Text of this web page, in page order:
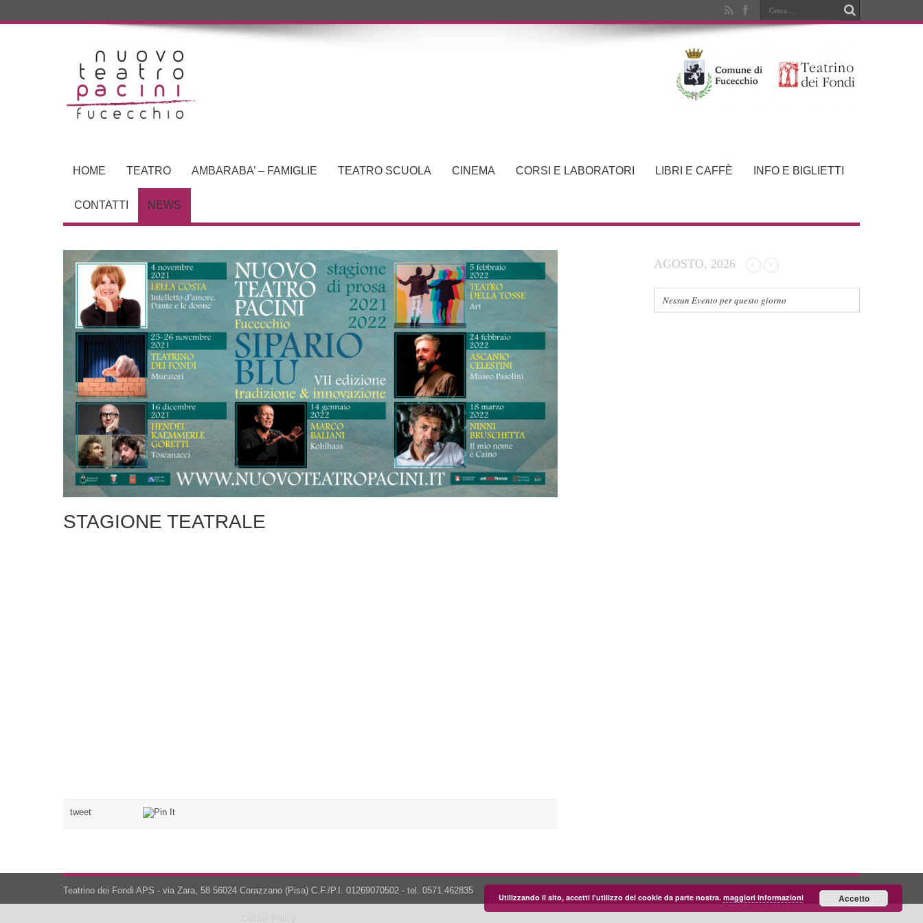
HOME TEATRO AMBARABA’ – FAMIGLIE TEATRO SCUOLA CINEMA CORSI E LABORATORI LIBRI E CAFFÈ INFO E BIGLIETTI
CONTATTI NEWS
STAGIONE TEATRALE
tweet
AGOSTO, 2026
Nessun Evento per questo giorno
Teatrino dei Fondi APS - via Zara, 58 56024 Corazzano (Pisa) C.F./P.I. 01269070502 - tel. 0571.462835
Utilizzando il sito, accetti l'utilizzo dei cookie da parte nostra. maggiori informazioni Accetto